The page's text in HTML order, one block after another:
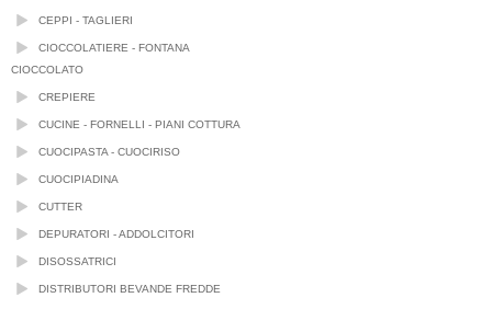
CEPPI - TAGLIERI
CIOCCOLATIERE - FONTANA
CIOCCOLATO
CREPIERE
CUCINE - FORNELLI - PIANI COTTURA
CUOCIPASTA - CUOCIRISO
CUOCIPIADINA
CUTTER
DEPURATORI - ADDOLCITORI
DISOSSATRICI
DISTRIBUTORI BEVANDE FREDDE